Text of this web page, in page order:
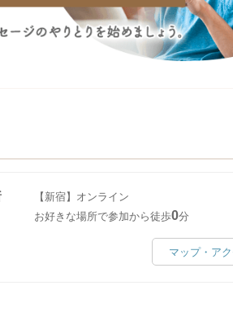
【新宿】オンライン
お好きな場所で参加から徒歩0分
マップ・ア